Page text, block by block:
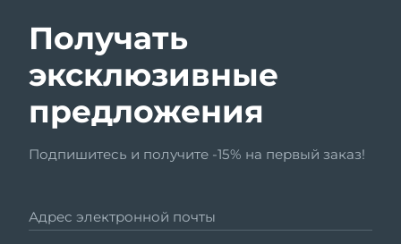
Получать
эксклюзивные
предложения
Подпишитесь и получите -15% на первый заказ!
Адрес электронной почты